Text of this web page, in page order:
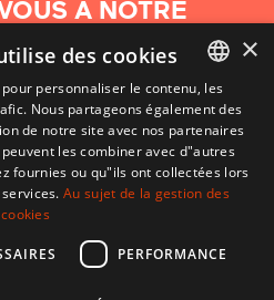
À NOTRE
S'abonner
BASQUE
FRENCH
×
des cookies
personnaliser le contenu, les
Nous partageons également des
de notre site avec nos partenaires
les combiner avec d"autres
fournies ou qu"ils ont collectées lors
Au sujet de la gestion des
cookies
PERFORMANCE